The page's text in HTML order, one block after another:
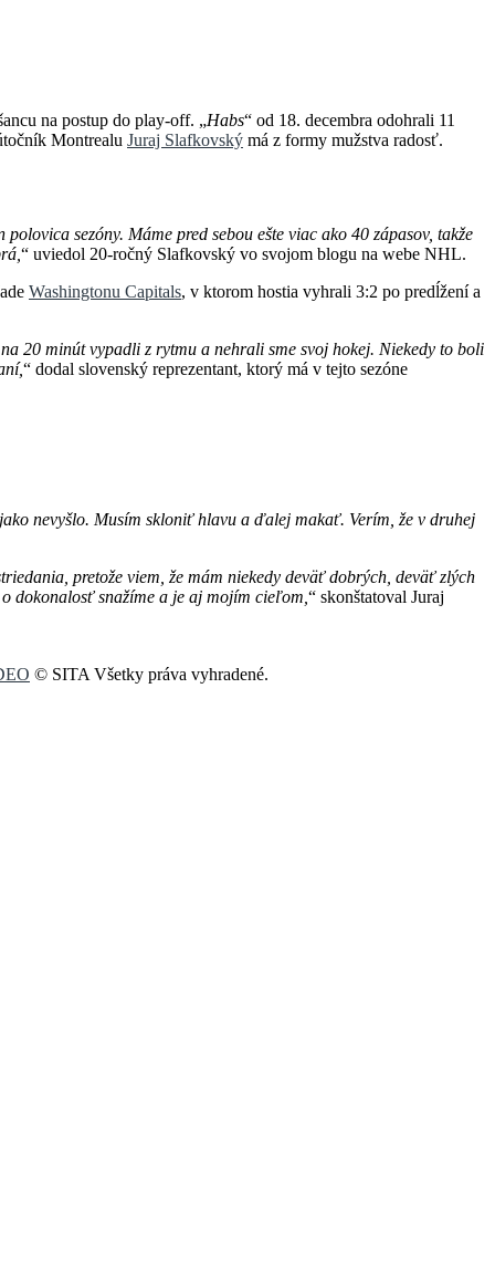
na postup do play-off. „Habs“ od 18. decembra odohrali 11
Montrealu Juraj Slafkovský má z formy mužstva radosť.
sezóny. Máme pred sebou ešte viac ako 40 zápasov, takže
“ uviedol 20-ročný Slafkovský vo svojom blogu na webe NHL.
Washingtonu Capitals, v ktorom hostia vyhrali 3:2 po predĺžení a
20 minút vypadli z rytmu a nehrali sme svoj hokej. Niekedy to boli
“ dodal slovenský reprezentant, ktorý má v tejto sezóne
nevyšlo. Musím skloniť hlavu a ďalej makať. Verím, že v druhej
pretože viem, že mám niekedy deväť dobrých, deväť zlých
dokonalosť snažíme a je aj mojím cieľom,“ skonštatoval Juraj
© SITA Všetky práva vyhradené.